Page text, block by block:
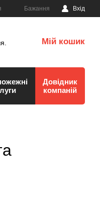
Бажання Вхід
Мій кошик
Довідник
компаній